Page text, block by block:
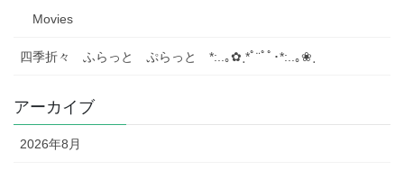
Movies
四季折々 ふらっと ぷらっと *:..｡✿ ฺ*ﾟ¨ﾟﾟ･*:..｡❀ ฺ
アーカイブ
2026年8月